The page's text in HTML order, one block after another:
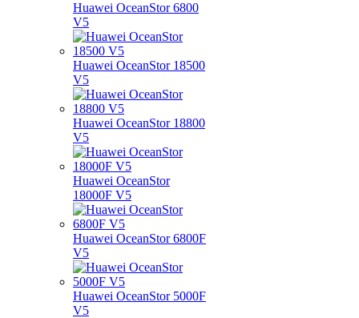
Huawei OceanStor 6800
V5
Huawei OceanStor 18500
V5
Huawei OceanStor 18800
V5
Huawei OceanStor
18000F V5
Huawei OceanStor 6800F
V5
Huawei OceanStor 5000F
V5